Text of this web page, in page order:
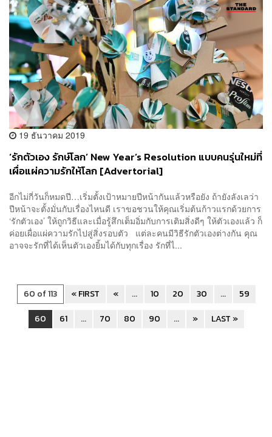
19 ธันวาคม 2019
‘รักตัวเอง รักษ์โลก’ New Year’s Resolution แบบคนรุ่นใหม่ที่
เผื่อแผ่ความรักให้โลก [Advertorial]
อีกไม่กี่วันก็หมดปี…เริ่มตั้งเป้าหมายปีหน้ากันแล้วหรือยัง ถ้ายังลังเลว่า
ปีหน้าจะตั้งมั่นกับเรื่องไหนดี เราขอชวนให้คุณเริ่มต้นก้าวแรกด้วยการ
‘รักตัวเอง’ ให้ถูกวิธีและเมื่อรู้สึกเต็มอิ่มกับการเติมสิ่งดีๆ ให้ตัวเองแล้ว ก็
ค่อยเผื่อแผ่ความรักไปสู่สิ่งรอบตัว แต่ละคนมีวิธีรักตัวเองต่างกัน คุณ
อาจจะรักที่ได้เห็นตัวเองยิ้มได้กับทุกเรื่อง รักที่ไ...
60 of 113 « FIRST « ... 10 20 30 ...
59
60
61 ... 70 80 90 ... » LAST »